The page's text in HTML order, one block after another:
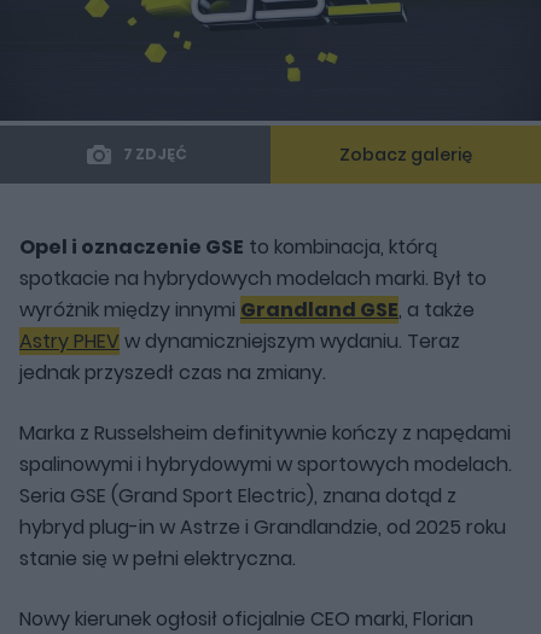
7 ZDJĘĆ Zobacz galerię
Opel i oznaczenie GSE to kombinacja, którą
spotkacie na hybrydowych modelach marki. Był to
wyróżnik między innymi Grandland GSE, a także
Astry PHEV w dynamiczniejszym wydaniu. Teraz
jednak przyszedł czas na zmiany.
Marka z Russelsheim definitywnie kończy z napędami
spalinowymi i hybrydowymi w sportowych modelach.
Seria GSE (Grand Sport Electric), znana dotąd z
hybryd plug-in w Astrze i Grandlandzie, od 2025 roku
stanie się w pełni elektryczna.
Nowy kierunek ogłosił oficjalnie CEO marki, Florian